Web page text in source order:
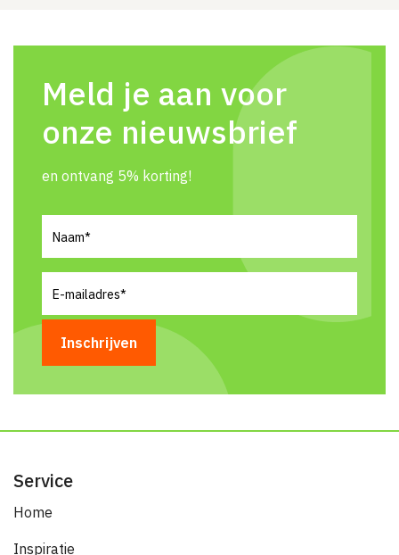
Meld je aan voor
onze nieuwsbrief
en ontvang 5% korting!
mailadres(Vereist)
Service
Home
Inspiratie